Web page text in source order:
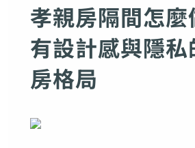
孝親房隔間怎麼
有設計感與隱
房格局